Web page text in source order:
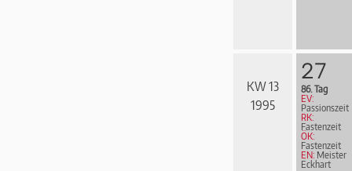
KW 13
1995
27
86. Tag
EV:
Passionszeit
RK:
Fastenzeit
ÖK:
Fastenzeit
EN: Meister
Eckhart